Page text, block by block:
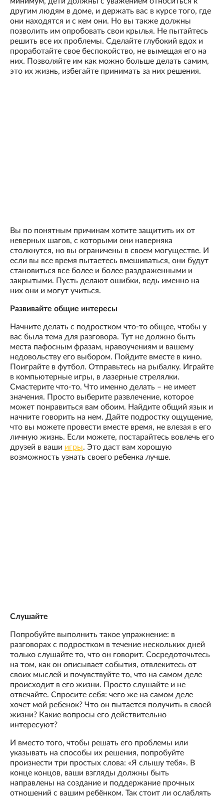
другим людям в доме, и держать вас в курсе того, где
они находятся и с кем они. Но вы также должны
позволить им опробовать свои крылья. Не пытайтесь
решить все их проблемы. Сделайте глубокий вдох и
проработайте свое беспокойство, не вымещая его на
них. Позволяйте им как можно больше делать самим,
это их жизнь, избегайте принимать за них решения.
Вы по понятным причинам хотите защитить их от
неверных шагов, с которыми они наверняка
столкнутся, но вы ограничены в своем могуществе. И
если вы все время пытаетесь вмешиваться, они будут
становиться все более и более раздраженными и
закрытыми. Пусть делают ошибки, ведь именно на
них они и могут учиться.
Развивайте общие интересы
Начните делать с подростком что-то общее, чтобы у
вас была тема для разговора. Тут не должно быть
места пафосным фразам, нравоучениям и вашему
недовольству его выбором. Пойдите вместе в кино.
Поиграйте в футбол. Отправьтесь на рыбалку. Играйте
в компьютерные игры, в лазерные стрелялки.
Смастерите что-то. Что именно делать – не имеет
значения. Просто выберите развлечение, которое
может понравиться вам обоим. Найдите общий язык и
начните говорить на нем. Дайте подростку ощущение,
что вы можете провести вместе время, не влезая в его
личную жизнь. Если можете, постарайтесь вовлечь его
друзей в ваши игры. Это даст вам хорошую
возможность узнать своего ребенка лучше.
Слушайте
Попробуйте выполнить такое упражнение: в
разговорах с подростком в течение нескольких дней
только слушайте то, что он говорит. Сосредоточьтесь
на том, как он описывает события, отвлекитесь от
своих мыслей и почувствуйте то, что на самом деле
происходит в его жизни. Просто слушайте и не
отвечайте. Спросите себя: чего же на самом деле
хочет мой ребенок? Что он пытается получить в своей
жизни? Какие вопросы его действительно
интересуют?
И вместо того, чтобы решать его проблемы или
указывать на способы их решения, попробуйте
произнести три простых слова: «Я слышу тебя». В
конце концов, ваши взгляды должны быть
направлены на создание и поддержание прочных
отношений с вашим ребёнком. Так стоит ли ослаблять